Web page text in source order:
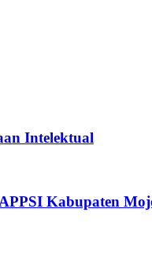
Intelektual
Kabupaten